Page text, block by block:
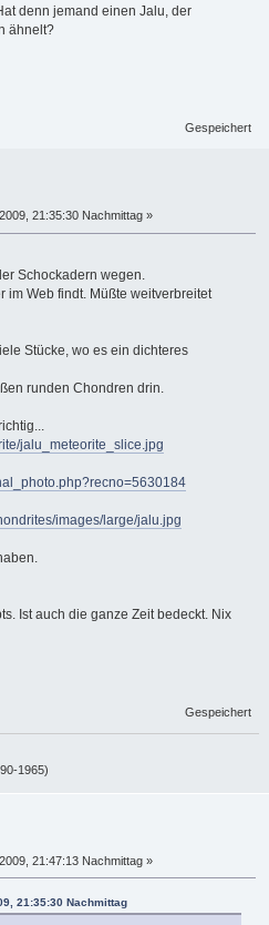
denn jemand einen Jalu, der
ähnelt?
Gespeichert
21:35:30 Nachmittag »
Schockadern wegen.
im Web findt. Müßte weitverbreitet
Stücke, wo es ein dichteres
runden Chondren drin.
jalu_meteorite_slice.jpg
images/large/jalu.jpg
Ist auch die ganze Zeit bedeckt. Nix
Gespeichert
1965)
21:47:13 Nachmittag »
21:35:30 Nachmittag